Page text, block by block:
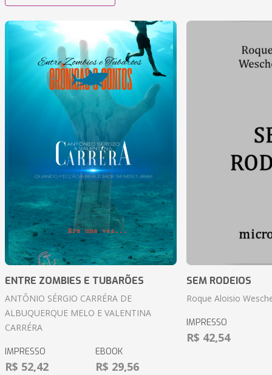
ENTRE ZOMBIES E TUBARÕES
ANTÔNIO SÉRGIO CARRÉRA DE
ALBUQUERQUE MELO E VALENTINA
CARRÉRA
IMPRESSO
R$ 52,42
EBOOK
R$ 29,56
SEM RODEIOS
Roque Aloisio
IMPRESSO
R$ 42,54